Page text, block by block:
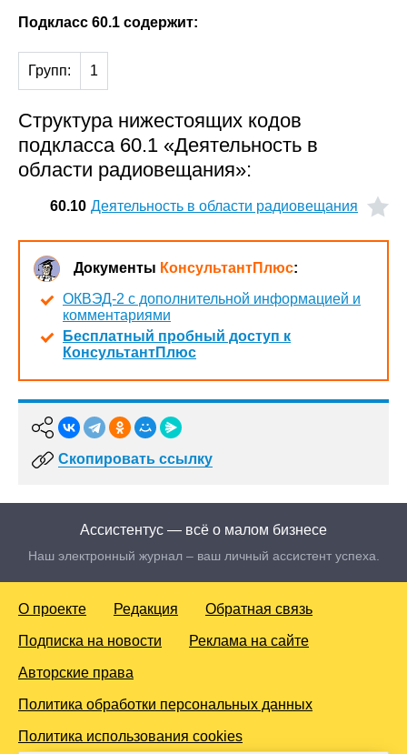
Подкласс 60.1 содержит:
Групп: 1
Структура нижестоящих кодов
подкласса 60.1 «Деятельность в
области радиовещания»:
60.10 Деятельность в области радиовещания
Документы КонсультантПлюс:
ОКВЭД-2 с дополнительной информацией и
комментариями
Бесплатный пробный доступ к
КонсультантПлюс
Скопировать ссылку
Ассистентус — всё о малом бизнесе
Наш электронный журнал – ваш личный ассистент успеха.
О проекте Редакция Обратная связь
Подписка на новости Реклама на сайте
Авторские права
Политика обработки персональных данных
Политика использования cookies